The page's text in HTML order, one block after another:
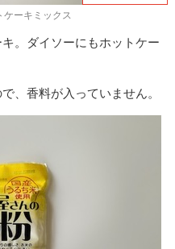
ケーキミックス
。ダイソーにもホットケー
、香料が入っていません。